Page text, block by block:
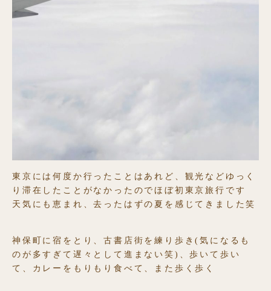
東京には何度か行ったことはあれど、観光などゆっく
り滞在したことがなかったのでほぼ初東京旅行です
天気にも恵まれ、去ったはずの夏を感じてきました笑
神保町に宿をとり、古書店街を練り歩き(気になるも
のが多すぎて遅々として進まない笑)、歩いて歩い
て、カレーをもりもり食べて、また歩く歩く